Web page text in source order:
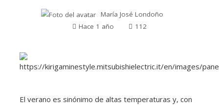
María José Londoño
Hace 1 año
112
El verano es sinónimo de altas temperaturas y, con